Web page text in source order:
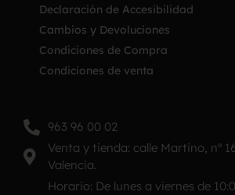
Declaración de Accesibilidad
Cambios y Devoluciones
Condiciones de Compra
Condiciones de venta
963 96 00 02
Venta y tienda: calle Martino, nº
Valencia.
Horario: De lunes a viernes de